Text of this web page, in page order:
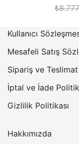
₺
Kullanıcı
Mesafeli Satış
Sipariş ve
İptal ve İade
Gizlilik Politikası
Hakkımızda